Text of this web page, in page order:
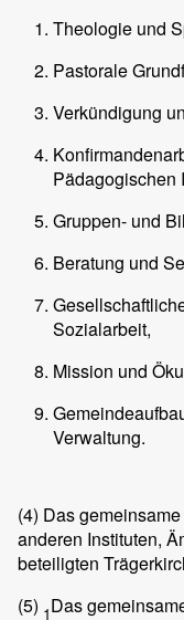
Theologie und
Pastorale
Verkündigung
Pädagogischen
Gruppen- und
Beratung und
Sozialarbeit,
Mission und
Verwaltung.
(4) Das
anderen Instituten,
beteiligten
(5) 1Das